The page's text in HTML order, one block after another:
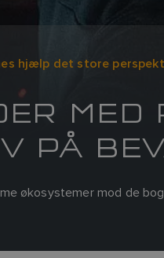
hjælp det store
MED
PÅ
økosystemer mod de